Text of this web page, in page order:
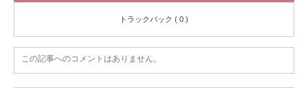
トラックバック ( 0 )
この記事へのコメントはありません。